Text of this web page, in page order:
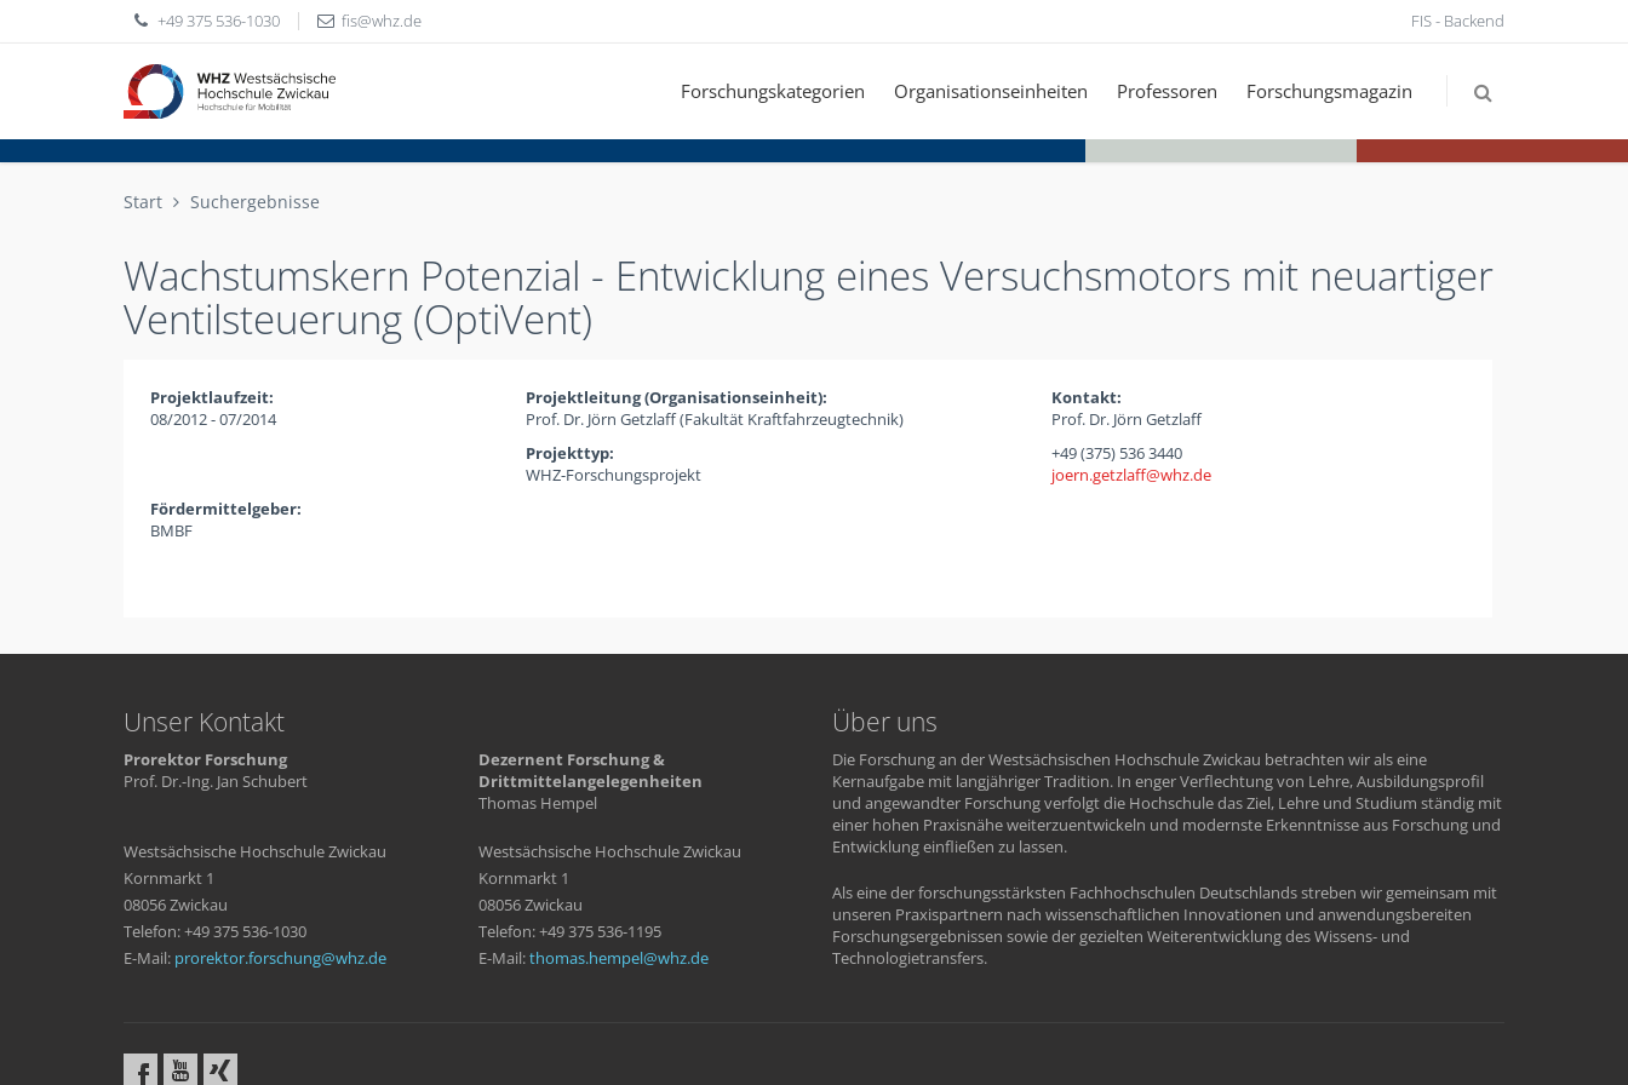
+49 375 536-1030 fis whzde FIS - Backend
Forschungskategorien Organisationseinheiten Professoren Forschungsmagazin
Start Suchergebnisse
Wachstumskern Potenzial - Entwicklung eines Versuchsmotors mit neuartiger
Ventilsteuerung (OptiVent)
Projektlaufzeit:
08/2012 - 07/2014
Projektleitung (Organisationseinheit):
Prof. Dr. Jörn Getzlaff (Fakultät Kraftfahrzeugtechnik)
Projekttyp:
WHZ-Forschungsprojekt
Kontakt:
Prof. Dr. Jörn Getzlaff
+49 (375) 536 3440
joern.getzlaff
whzde
Fördermittelgeber:
BMBF
Unser Kontakt
Prorektor Forschung
Prof. Dr.-Ing. Jan Schubert
Westsächsische Hochschule Zwickau
Kornmarkt 1
08056 Zwickau
Telefon: +49 375 536-1030
E-Mail: prorektor.forschung whzde
Dezernent Forschung &
Drittmittelangelegenheiten
Thomas Hempel
Westsächsische Hochschule Zwickau
Kornmarkt 1
08056 Zwickau
Telefon: +49 375 536-1195
E-Mail:thomas.hempel whzde
Über uns
Die Forschung an der Westsächsischen Hochschule Zwickau betrachten wir als eine
Kernaufgabe mit langjähriger Tradition. In enger Verflechtung von Lehre, Ausbildungsprofil
und angewandter Forschung verfolgt die Hochschule das Ziel, Lehre und Studium ständig mit
einer hohen Praxisnähe weiterzuentwickeln und modernste Erkenntnisse aus Forschung und
Entwicklung einfließen zu lassen.
Als eine der forschungsstärksten Fachhochschulen Deutschlands streben wir gemeinsam mit
unseren Praxispartnern nach wissenschaftlichen Innovationen und anwendungsbereiten
Forschungsergebnissen sowie der gezielten Weiterentwicklung des Wissens- und
Technologietransfers.